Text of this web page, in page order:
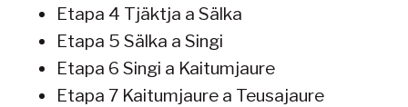
Etapa 4 Tjäktja a Sälka
Etapa 5 Sälka a Singi
Etapa 6 Singi a Kaitumjaure
Etapa 7 Kaitumjaure a Teusajaure